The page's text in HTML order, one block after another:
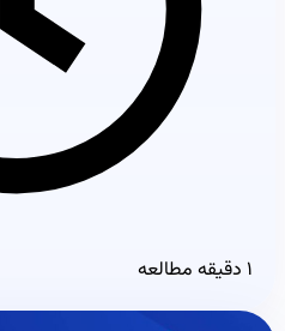
۱ دقیقه مطالعه